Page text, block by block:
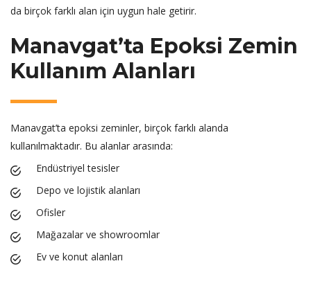
da birçok farklı alan için uygun hale getirir.
Manavgat’ta Epoksi Zemin
Kullanım Alanları
Manavgat’ta epoksi zeminler, birçok farklı alanda
kullanılmaktadır. Bu alanlar arasında:
Endüstriyel tesisler
Depo ve lojistik alanları
Ofisler
Mağazalar ve showroomlar
Ev ve konut alanları